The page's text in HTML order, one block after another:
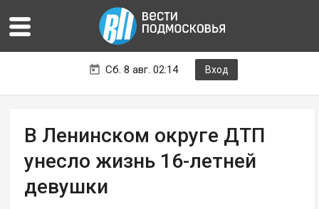
Сб. 8 авг. 02:14 Вход
В Ленинском округе ДТП
унесло жизнь 16-летней
девушки